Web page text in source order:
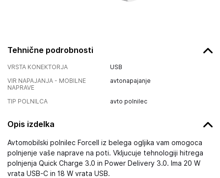
Tehnične podrobnosti
VRSTA KONEKTORJA
USB
VIR NAPAJANJA - MOBILNE
NAPRAVE
avtonapajanje
TIP POLNILCA avto polnilec
Opis izdelka
Avtomobilski polnilec Forcell iz belega ogljika vam omogoca
polnjenje vaše naprave na poti. Vkljucuje tehnologiji hitrega
polnjenja Quick Charge 3.0 in Power Delivery 3.0. Ima 20 W
vrata USB-C in 18 W vrata USB.